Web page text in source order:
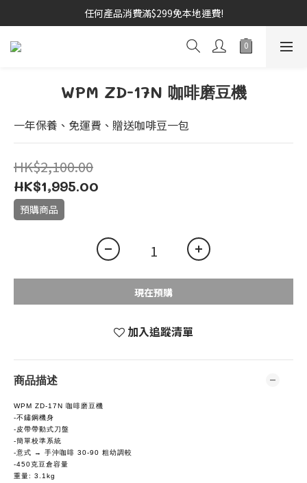
任何產品消費滿$299免本地運費!
WPM ZD-17N 咖啡磨豆機
一年保養、免運費、贈送咖啡豆一包
HK$2,100.00
HK$1,995.00
預購商品
現在預購
加入追蹤清單
商品描述
WPM ZD-17N 咖啡磨豆機
-不鏽鋼機身
-皮帶帶動式刀盤
-簡單校準系統
-意式 → 手沖咖啡 30-90 粗幼調較
-450克豆倉容量
重量: 3.1kg